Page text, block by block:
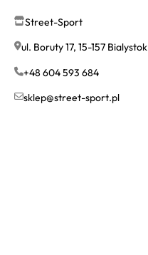
Street-Sport
ul. Boruty 17, 15-157 Bialystok
+48 604 593 684
sklep@street-sport.pl